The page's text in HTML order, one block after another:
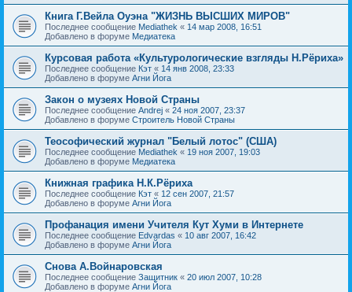
Книга Г.Вейла Оуэна "ЖИЗНЬ ВЫСШИХ МИРОВ"
Последнее сообщение Mediathek « 14 мар 2008, 16:51
Добавлено в форуме Медиатека
Курсовая работа «Культурологические взгляды Н.Рёриха»
Последнее сообщение Кэт « 14 янв 2008, 23:33
Добавлено в форуме Агни Йога
Закон о музеях Новой Страны
Последнее сообщение Andrej « 24 ноя 2007, 23:37
Добавлено в форуме Строитель Новой Страны
Теософический журнал "Белый лотос" (США)
Последнее сообщение Mediathek « 19 ноя 2007, 19:03
Добавлено в форуме Медиатека
Книжная графика Н.К.Рёриха
Последнее сообщение Кэт « 12 сен 2007, 21:57
Добавлено в форуме Агни Йога
Профанация имени Учителя Кут Хуми в Интернете
Последнее сообщение Edvardas « 10 авг 2007, 16:42
Добавлено в форуме Агни Йога
Снова А.Войнаровская
Последнее сообщение Защитник « 20 июл 2007, 10:28
Добавлено в форуме Агни Йога